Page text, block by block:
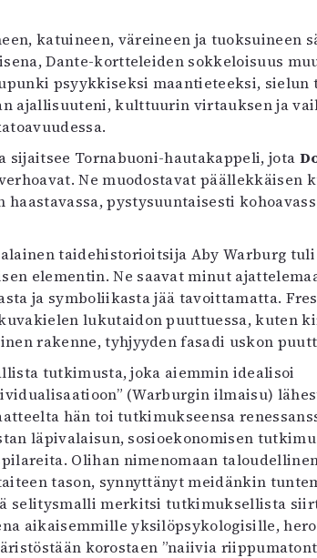
katuineen, väreineen ja tuoksuineen
Dante-kortteleiden sokkeloisuus
psyykkiseksi maantieteeksi,
ajallisuuteni, kulttuurin virtauksen ja
sijaitsee Tornabuoni-hautakappeli, jota
Ne muodostavat päällekkäisen
pystysuuntaisesti
taidehistorioitsija Aby Warburg
elementin. Ne saavat minut
ja symboliikasta jää tavoittamatta.
lukutaidon puuttuessa, kuten
rakenne, tyhjyyden fasadi uskon
tutkimusta, joka aiemmin idealisoi
(Warburgin ilmaisu)
hän toi tutkimukseensa
läpivalaisun, sosioekonomisen
Olihan nimenomaan
tason, synnyttänyt meidänkin
selitysmalli merkitsi tutkimuksellista
aikaisemmille yksilöpsykologisille,
korostaen ”naiivia